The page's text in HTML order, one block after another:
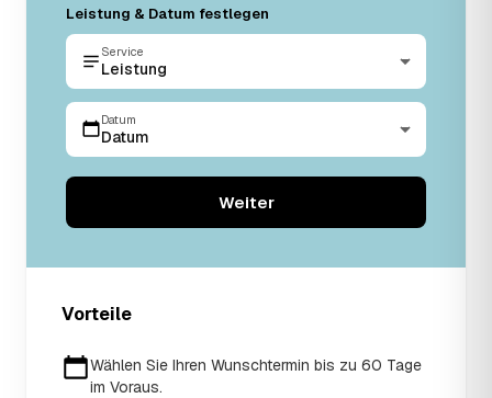
Leistung & Datum festlegen
Service
Leistung
Datum
Datum
Weiter
Vorteile
Wählen Sie Ihren Wunschtermin bis zu 60 Tage
im Voraus.